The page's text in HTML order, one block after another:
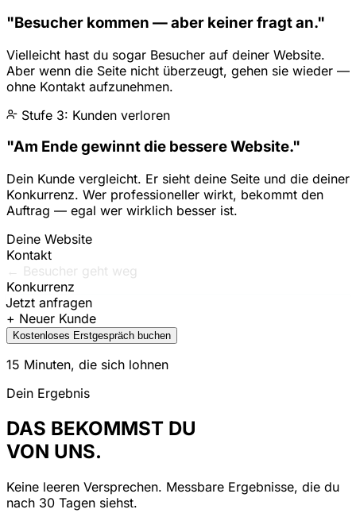
"Besucher kommen — aber keiner fragt an."
Vielleicht hast du sogar Besucher auf deiner Website.
Aber wenn die Seite nicht überzeugt, gehen sie wieder —
ohne Kontakt aufzunehmen.
Stufe 3: Kunden verloren
"Am Ende gewinnt die bessere Website."
Dein Kunde vergleicht. Er sieht deine Seite und die deiner
Konkurrenz. Wer professioneller wirkt, bekommt den
Auftrag — egal wer wirklich besser ist.
Deine Website
Kontakt
← Besucher geht weg
Konkurrenz
Jetzt anfragen
+ Neuer Kunde
Kostenloses Erstgespräch buchen
15 Minuten, die sich lohnen
Dein Ergebnis
DAS BEKOMMST DU
VON UNS.
Keine leeren Versprechen. Messbare Ergebnisse, die du
nach 30 Tagen siehst.